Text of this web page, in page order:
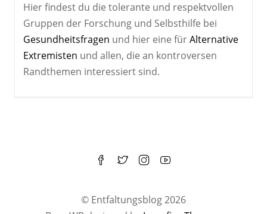
Hier findest du die tolerante und respektvollen
Gruppen der Forschung und Selbsthilfe bei
Gesundheitsfragen und hier eine fürAlternative
Extremisten und allen, die an kontroversen
Randthemen interessiert sind.
© Entfaltungsblog 2026